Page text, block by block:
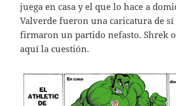
juega en casa y el que lo hace a
Valverde fueron una caricatura de
firmaron un partido nefasto. Shrek
aquí la cuestión.